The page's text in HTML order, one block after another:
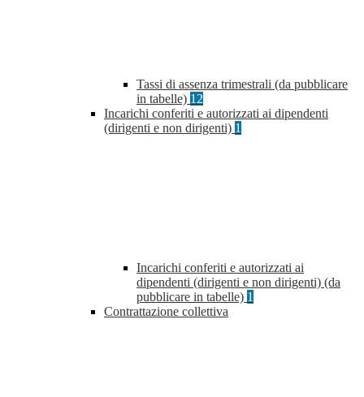
Tassi di assenza trimestrali (da pubblicare
in tabelle) 12
Incarichi conferiti e autorizzati ai dipendenti
(dirigenti e non dirigenti) 1
Incarichi conferiti e autorizzati ai
dipendenti (dirigenti e non dirigenti) (da
pubblicare in tabelle) 1
Contrattazione collettiva